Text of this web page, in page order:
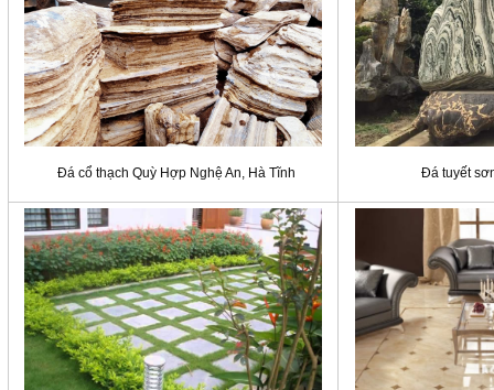
Đá cổ thạch Quỳ Hợp Nghệ An, Hà Tĩnh Đá tuyết